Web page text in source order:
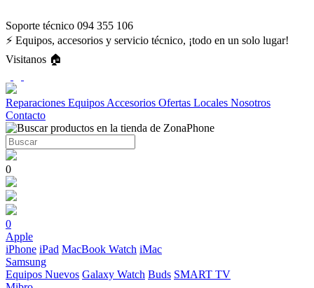
Soporte técnico 094 355 106
⚡ Equipos, accesorios y servicio técnico, ¡todo en un solo lugar!
Visitanos 🏠
Reparaciones Equipos Accesorios Ofertas Locales Nosotros
Contacto
0
0
Apple
iPhone iPad MacBook Watch iMac
Samsung
Equipos Nuevos Galaxy Watch Buds SMART TV